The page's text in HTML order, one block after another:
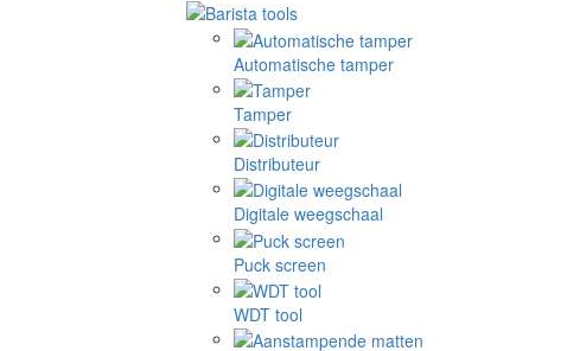
Automatische tamper
Tamper
Distributeur
Digitale weegschaal
Puck screen
WDT tool